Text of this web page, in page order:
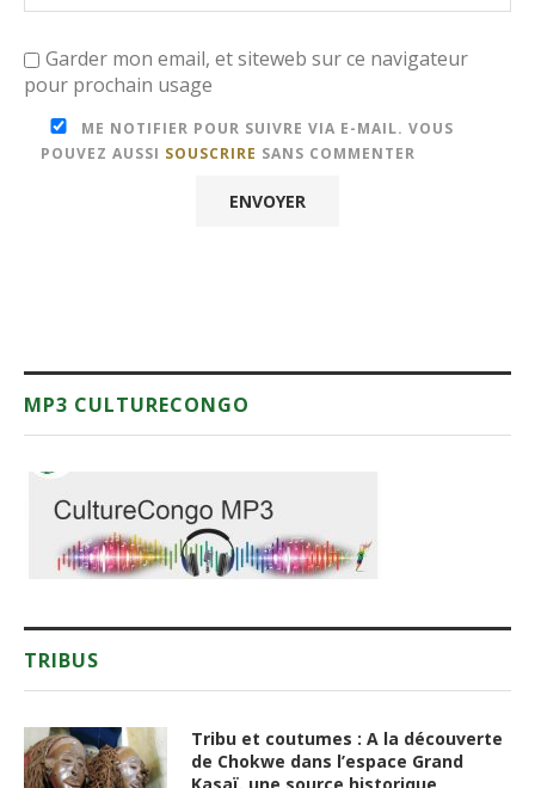
Garder mon email, et siteweb sur ce navigateur
pour prochain usage
ME NOTIFIER POUR SUIVRE VIA E-MAIL. VOUS
POUVEZ AUSSI SOUSCRIRE SANS COMMENTER
MP3 CULTURECONGO
TRIBUS
Tribu et coutumes : A la découverte
de Chokwe dans l’espace Grand